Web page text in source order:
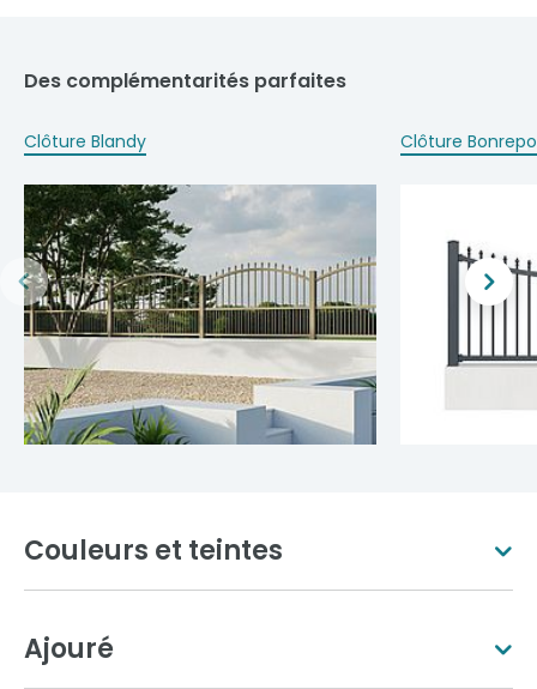
Des complémentarités parfaites
Clôture Blandy Clôture
Couleurs et teintes
Ajouré